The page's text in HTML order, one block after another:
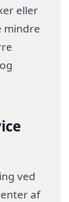
eller
mindre
ved
af